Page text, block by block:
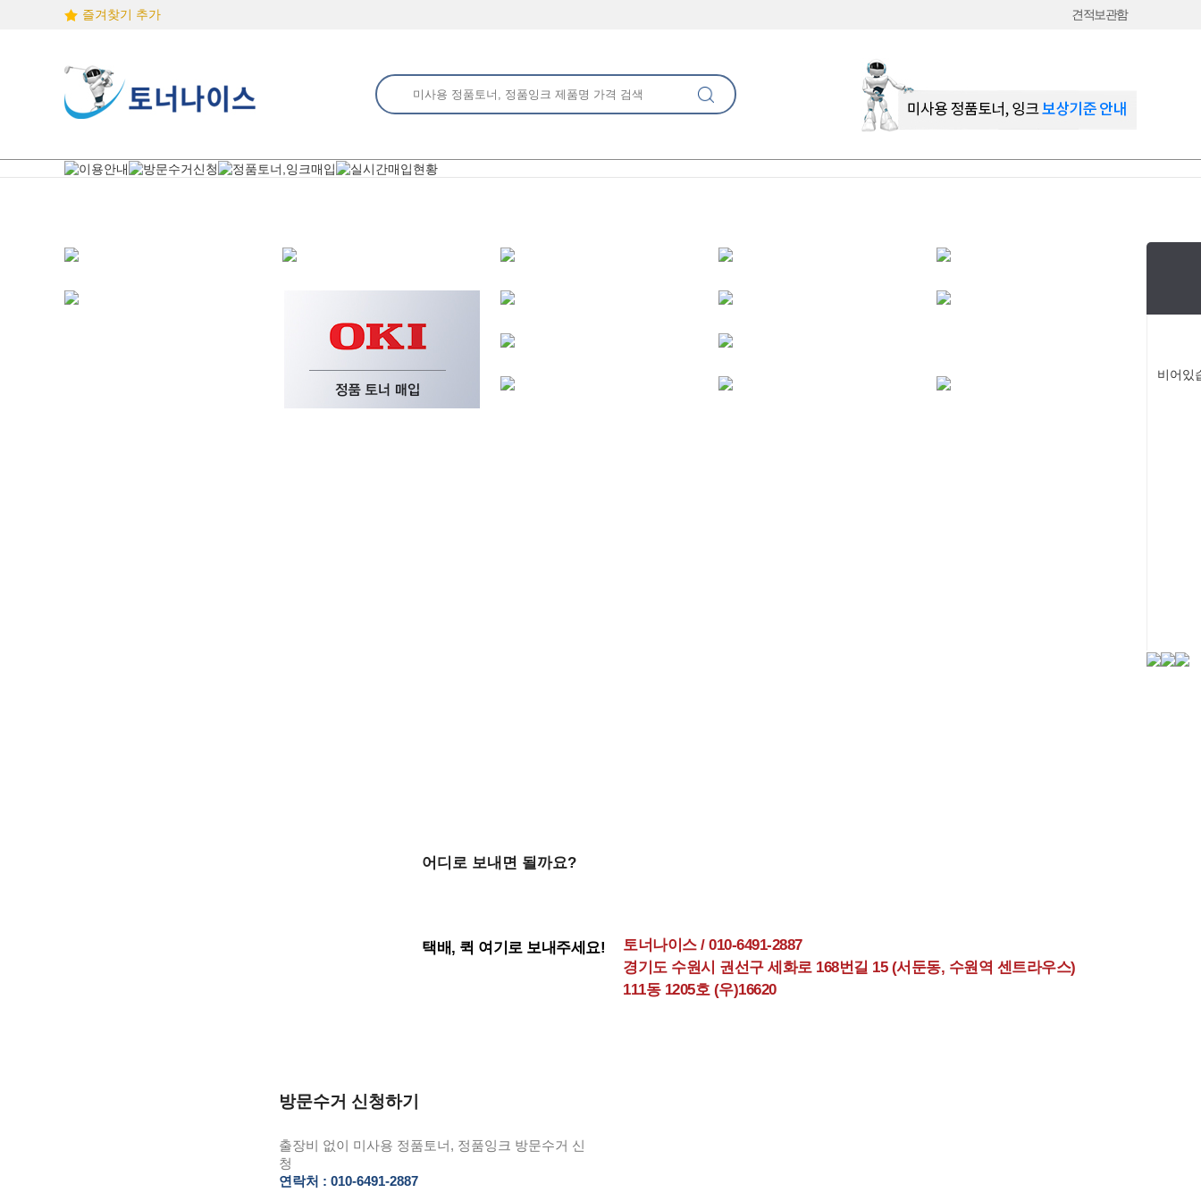
즐겨찾기 추가 견적보관함
어디로 보내면 될까요?
택배, 퀵 여기로 보내주세요!
토너나이스 / 010-6491-2887
경기도 수원시 권선구 세화로 168번길 15 (서둔동, 수원역 센트라우스)
111동 1205호 (우)16620
방문수거 신청하기
출장비 없이 미사용 정품토너, 정품잉크 방문수거 신
청
연락처 : 010-6491-2887
비어있